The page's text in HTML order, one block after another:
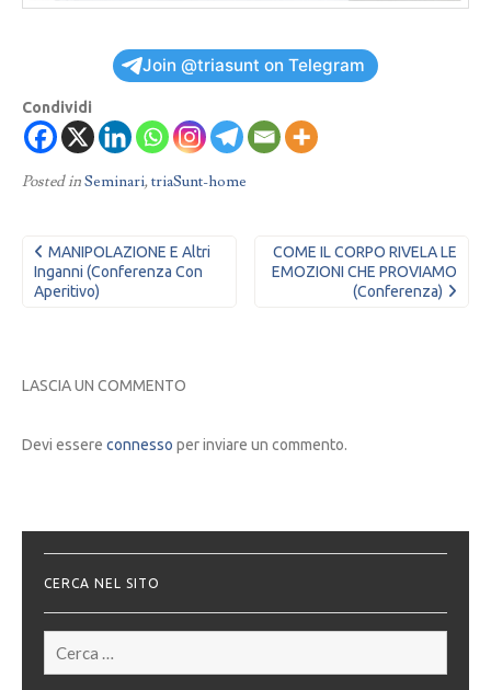
Join @triasunt on Telegram
Condividi
Posted inSeminari,triaSunt-home
Navigazione
articoli
MANIPOLAZIONE E Altri
Inganni (conferenza Con
Aperitivo)
COME IL CORPO RIVELA LE
EMOZIONI CHE PROVIAMO
(conferenza)
LASCIA UN COMMENTO
Devi essere connesso per inviare un commento.
CERCA NEL SITO
per: